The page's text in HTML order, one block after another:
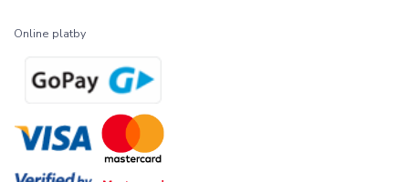
Online platby